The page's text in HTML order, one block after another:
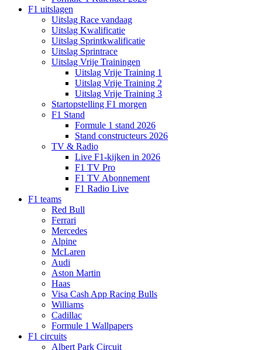
F1 uitslagen
Uitslag Race vandaag
Uitslag Kwalificatie
Uitslag Sprintkwalificatie
Uitslag Sprintrace
Uitslag Vrije Trainingen
Uitslag Vrije Training 1
Uitslag Vrije Training 2
Uitslag Vrije Training 3
Startopstelling F1 morgen
F1 Stand
Formule 1 stand 2026
Stand constructeurs 2026
TV & Radio
Live F1-kijken in 2026
F1 TV Pro
F1 TV Abonnement
F1 Radio Live
F1 teams
Red Bull
Ferrari
Mercedes
Alpine
McLaren
Audi
Aston Martin
Haas
Visa Cash App Racing Bulls
Williams
Cadillac
Formule 1 Wallpapers
F1 circuits
Albert Park Circuit